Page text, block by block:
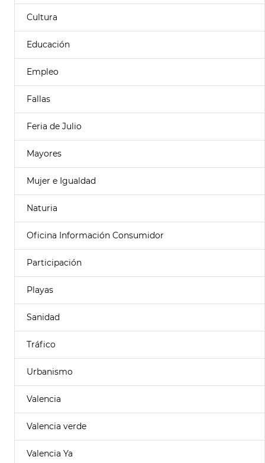
Cultura
Educación
Empleo
Fallas
Feria de Julio
Mayores
Mujer e Igualdad
Naturia
Oficina Información Consumidor
Participación
Playas
Sanidad
Tráfico
Urbanismo
Valencia
Valencia verde
Valencia Ya